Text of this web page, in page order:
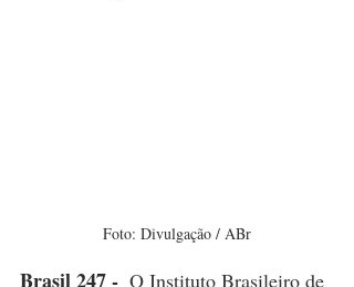
Foto: Divulgação / ABr
Brasil 247 - O Instituto Brasileiro de